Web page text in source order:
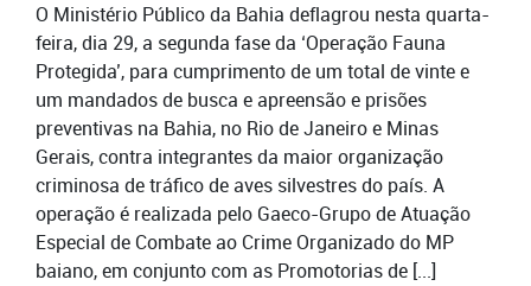
O Ministério Público da Bahia deflagrou nesta quarta-
feira, dia 29, a segunda fase da ‘Operação Fauna
Protegida’, para cumprimento de um total de vinte e
um mandados de busca e apreensão e prisões
preventivas na Bahia, no Rio de Janeiro e Minas
Gerais, contra integrantes da maior organização
criminosa de tráfico de aves silvestres do país. A
operação é realizada pelo Gaeco-Grupo de Atuação
Especial de Combate ao Crime Organizado do MP
baiano, em conjunto com as Promotorias de [...]